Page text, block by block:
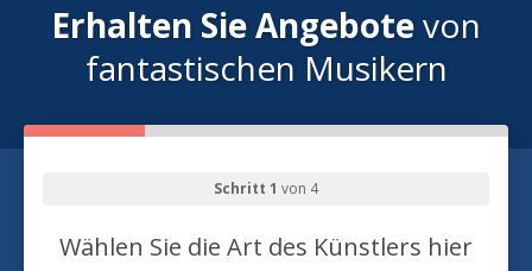
Erhalten Sie Angebotevon
fantastischen Musikern
Schritt 1 von 4
Wählen Sie die Art des Künstlers hier